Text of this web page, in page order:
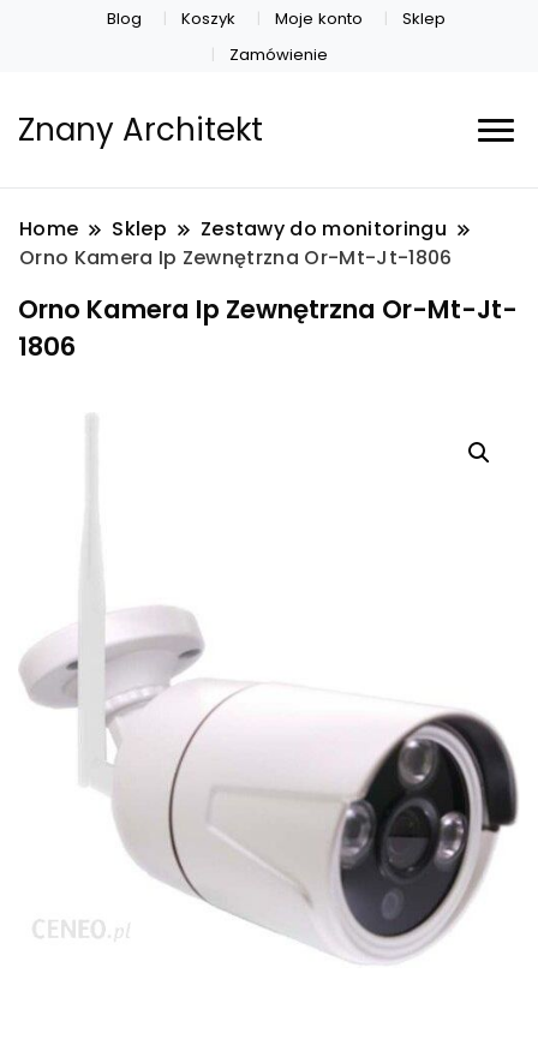
Blog Koszyk Moje konto
Sklep
Zamówienie
Znany Architekt
Home Sklep
Zestawy do monitoringu
Orno Kamera Ip Zewnętrzna Or-Mt-Jt-1806
Orno Kamera Ip Zewnętrzna Or-Mt-Jt-
1806